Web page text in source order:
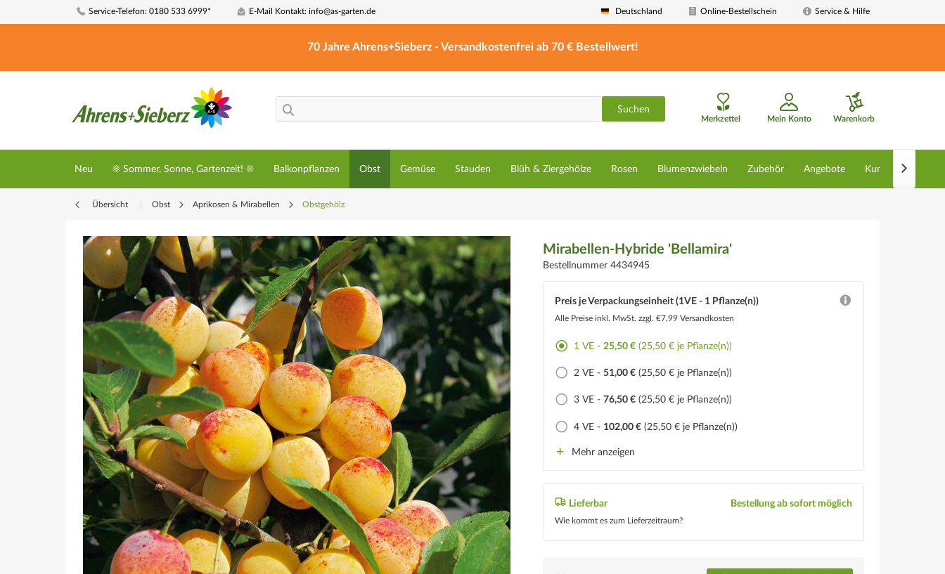
Service-Telefon: 0180 533 6999* E-Mail Kontakt: info@as-garten.de Deutschland Online-Bestellschein Service & Hilfe
70 Jahre Ahrens+Sieberz - Versandkostenfrei ab 70 € Bestellwert!
Suchen
Merkzettel Mein Konto Warenkorb
Neu ☀️ Sommer, Sonne, Gartenzeit! ☀️ Balkonpflanzen Obst Gemüse Stauden Blüh & Ziergehölze Rosen Blumenzwiebeln Zubehör Angebote Kunstpflanzen

Übersicht Obst Aprikosen & Mirabellen Obstgehölz
Mirabellen-Hybride 'Bellamira'
Bestellnummer 4434945
Preis je Verpackungseinheit (1VE - 1 Pflanze(n))
Alle Preise inkl. MwSt.zzgl. €7,99 Versandkosten
1 VE -25,50 € (25,50 € je Pflanze(n))
2 VE -51,00 € (25,50 € je Pflanze(n))
3 VE - 76,50 € (25,50 € je Pflanze(n))
4 VE - 102,00 € (25,50 € je Pflanze(n))
Mehr anzeigen
Lieferbar
Wie kommt es zum Lieferzeitraum?
Bestellung ab sofort möglich